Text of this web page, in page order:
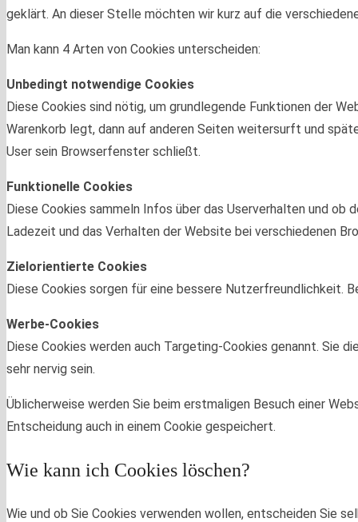
geklärt. An dieser Stelle möchten wir kurz auf die
Man kann 4 Arten von Cookies unterscheiden:
Unbedingt notwendige Cookies
Diese Cookies sind nötig, um grundlegende Funktionen der
Warenkorb legt, dann auf anderen Seiten weitersurft und
User sein Browserfenster schließt.
Funktionelle Cookies
Diese Cookies sammeln Infos über das Userverhalten und
Ladezeit und das Verhalten der Website bei verschiedenen
Zielorientierte Cookies
Diese Cookies sorgen für eine bessere Nutzerfreundlichkeit.
Werbe-Cookies
Diese Cookies werden auch Targeting-Cookies genannt. Sie
sehr nervig sein.
Üblicherweise werden Sie beim erstmaligen Besuch einer
Entscheidung auch in einem Cookie gespeichert.
Wie kann ich Cookies löschen?
Wie und ob Sie Cookies verwenden wollen, entscheiden Sie